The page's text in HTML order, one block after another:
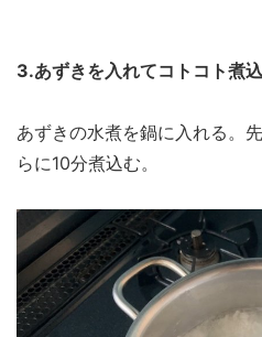
3.あずきを入れてコトコト煮
あずきの水煮を鍋に入れる。
らに10分煮込む。